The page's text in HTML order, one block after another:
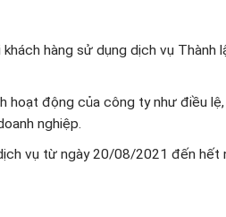
hàng sử dụng dịch vụ Thành
hoạt động của công ty như điều lệ,
nghiệp.
vụ từ ngày 20/08/2021 đến hết